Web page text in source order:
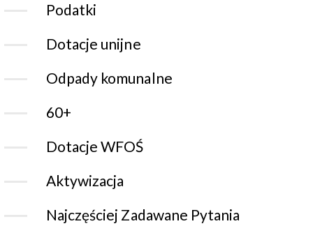
Podatki
Dotacje unijne
Odpady komunalne
60+
Dotacje WFOŚ
Aktywizacja
Najczęściej Zadawane Pytania